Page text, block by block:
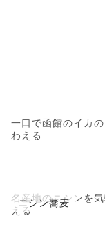
一口で函館のイカ
わえる
ニシン蕎麦
名産地のニシンを
える